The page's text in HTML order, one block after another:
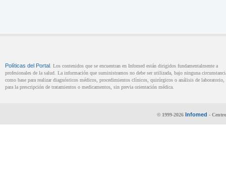
Políticas del Portal . Los contenidos que se encuentran en Infomed están dirigidos fundamentalmente a
profesionales de la salud. La información que suministramos no debe ser utilizada, bajo ninguna
como base para realizar diagnósticos médicos, procedimientos clínicos, quirúrgicos o análisis de laboratorio,
para la prescripción de tratamientos o medicamentos, sin previa orientación médica.
© 1999-2026 Infomed -